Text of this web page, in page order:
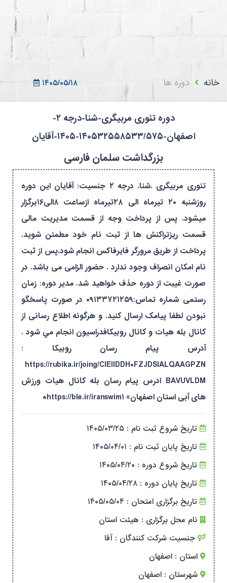
۱۴۰۵/۰۵/۱۸
خانه دوره ها
دوره تئوری مربیگری-شنا-درجه ۲-
اصفهان-۱۴۰۵۳۲۵۵۸۵۳۳/۵۷۵-۱۴۰۵-آقایان
بزرگداشت سلمان فارسی
تئوری مربیگری .شنا. درجه ۲ جنسیت: آقایان این دوره
روزشنبه ۲۰ تیرماه الی ۲۸تیرماه ازساعت ۸الی۱۶برگزار
میشود. پس از پرداخت وجه از قسمت مدیریت مالی
قسمت ریزتراکنش ها از ثبت نام خود مطمئن شوید.
پرداخت از طریق مرورگر فایرفاکس انجام شود.پس از ثبت
نام امکان انصراف وجود ندارد . حضور الزامی می باشد. در
صورت غیبت از دوره حذف خواهید شد. مدیر دوره: زمان
رستمی شماره تماس:۰۹۱۳۳۷۲۱۲۵۹ در صورت پاسخگو
نبودن لطفا پیامک ارسال کنید. و هرگونه اطلاع رسانی از
کانال بله هیات و کانال روبیکافدراسیون انجام مي شود .
آدرس پيام رسان روبيكا :
https://rubika.ir/joing/CIEIIDDH۰FZJDSIALQAAGPZN
BAVUVLDM ادرس پيام رسان بله کانال هیات ورزش
های آبی استان اصفهان» https://ble.ir/iranswim۱*
تاریخ شروع ثبت نام : ۱۴۰۵/۰۳/۲۵
تاریخ پایان ثبت نام : ۱۴۰۵/۰۴/۰۱
تاریخ شروع دوره : ۱۴۰۵/۰۴/۲۰
تاریخ پایان دوره : ۱۴۰۵/۰۴/۲۸
تاریخ برگزاری امتحان : ۱۴۰۵/۰۵/۰۴
نام محل برگزاری : هیئت استان
جنسیت شرکت کنندگان : آقا
استان : اصفهان
شهرستان : اصفهان